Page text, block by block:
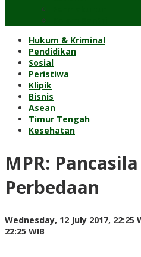
Hukum & Kriminal
Pendidikan
Sosial
Peristiwa
Klipik
Bisnis
Asean
Timur Tengah
Kesehatan
MPR:
Perbedaan
Wednesday, 12 July 2017, 22:25
22:25 WIB